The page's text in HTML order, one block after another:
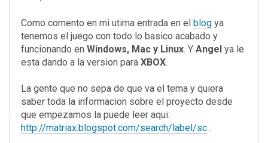
Como comento en mi utima entrada en el blog ya
tenemos el juego con todo lo basico acabado y
funcionando en Windows, Mac y Linux. Y Angel ya le
esta dando a la version para XBOX.
La gente que no sepa de que va el tema y quiera
saber toda la informacion sobre el proyecto desde
que empezamos la puede leer aqui:
http://matriax.blogspot.com/search/label/sc .